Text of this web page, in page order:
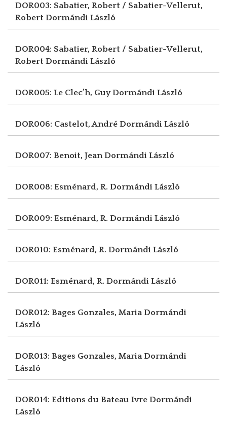
DOR003: Sabatier, Robert / Sabatier-Vellerut,
Robert Dormándi László
DOR004: Sabatier, Robert / Sabatier-Vellerut,
Robert Dormándi László
DOR005: Le Clec’h, GuyDormándi László
DOR006: Castelot, André Dormándi László
DOR007: Benoit, JeanDormándi László
DOR008: Esménard, R. Dormándi László
DOR009: Esménard, R. Dormándi László
DOR010: Esménard, R. Dormándi László
DOR011: Esménard, R. Dormándi László
DOR012: Bages Gonzales, MariaDormándi
László
DOR013: Bages Gonzales, MariaDormándi
László
DOR014: Editions du Bateau Ivre Dormándi
László